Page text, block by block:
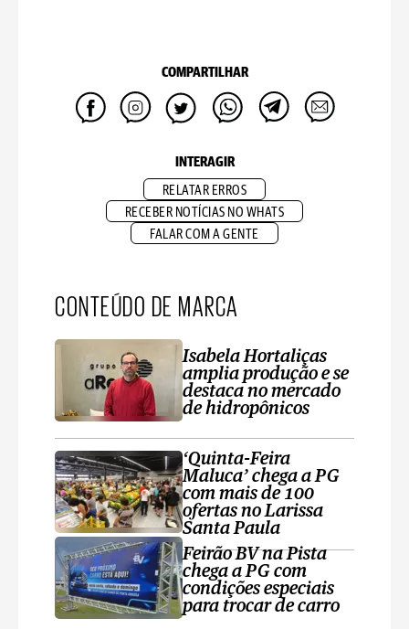
COMPARTILHAR
INTERAGIR
RELATAR ERROS
RECEBER NOTÍCIAS NO WHATS
FALAR COM A GENTE
CONTEÚDO DE MARCA
Isabela Hortaliças
amplia produção e se
destaca no mercado
de hidropônicos
‘Quinta-Feira
Maluca’ chega a PG
com mais de 100
ofertas no Larissa
Santa Paula
Feirão BV na Pista
chega a PG com
condições especiais
para trocar de carro